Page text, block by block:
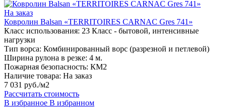
На заказ
Ковролин Balsan «TERRITOIRES CARNAC Gres 741»
Класс использования: 23 Класс - бытовой, интенсивные
нагрузки
Тип ворса: Комбинированный ворс (разрезной и петлевой)
Ширина рулона в резке: 4 м.
Пожарная безопасность: КМ2
Наличие товара: На заказ
7 031 руб./м2
Рассчитать стоимость
В избранное В избранном